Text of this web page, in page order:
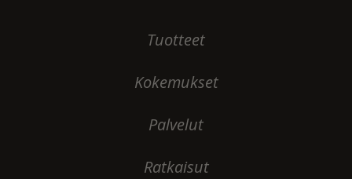
Tuotteet
Kokemukset
Palvelut
Ratkaisut